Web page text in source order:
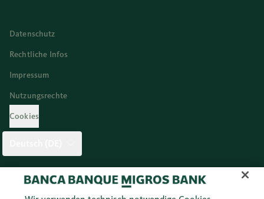
Datenschutz
Rechtliche Infos
Impressum
Nutzungsrechte
Cookies
Twitter Facebook Blog Instagram Youtube